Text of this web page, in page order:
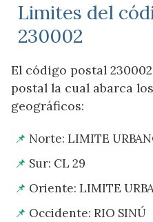
Limites del
230002
El código postal
postal la cual abarca
geográficos:
Norte: LIMITE
Sur: CL 29
Oriente: LIMITE
Occidente: RIO SINÚ